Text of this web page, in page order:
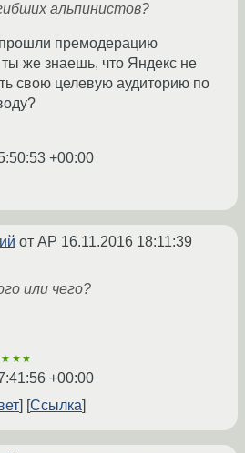
альпинистов?
премодерацию
же знаешь, что Яндекс не
свою целевую аудиторию по
+00:00
от AP 16.11.2016 18:11:39
или чего?
+00:00
Ссылка